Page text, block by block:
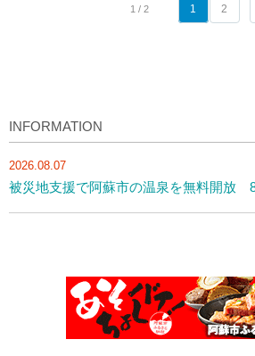
1 / 2 1 2
INFORMATION
2026.08.07
被災地支援で阿蘇市の温泉を無料開放